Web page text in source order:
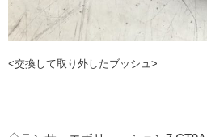
<交換して取り外したブッシュ>